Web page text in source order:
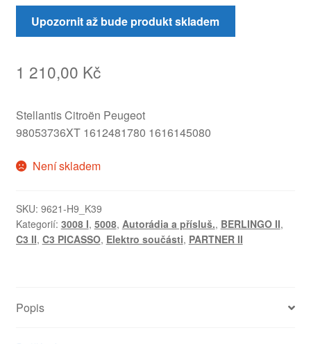
Upozornit až bude produkt skladem
1 210,00 Kč
Stellantis Citroën Peugeot
98053736XT 1612481780 1616145080
Není skladem
SKU: 9621-H9_K39
Kategorií: 3008 I, 5008, Autorádia a přísluš., BERLINGO II,
C3 II, C3 PICASSO, Elektro součásti, PARTNER II
Popis